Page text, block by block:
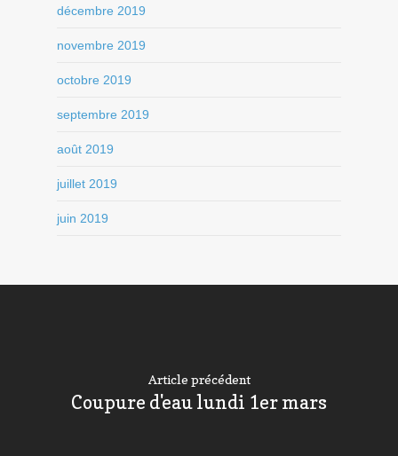
décembre 2019
novembre 2019
octobre 2019
septembre 2019
août 2019
juillet 2019
juin 2019
Article précédent
Coupure d'eau lundi 1er mars